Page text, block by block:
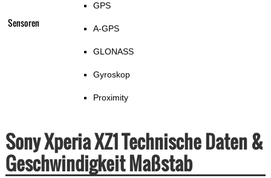
Sensoren
GPS
A-GPS
GLONASS
Gyroskop
Proximity
Sony Xperia XZ1 Technische Daten &
Geschwindigkeit Maßstab